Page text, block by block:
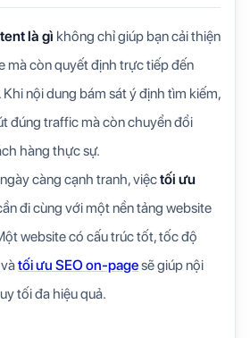
là gì không chỉ giúp bạn cải thiện
mà còn quyết định trực tiếp đến
nội dung bám sát ý định tìm kiếm,
đúng traffic mà còn chuyển đổi
hàng thực sự.
càng cạnh tranh, việctối ưu
đi cùng với một nền tảng website
website có cấu trúc tốt, tốc độ
tối ưu SEO on-pagesẽ giúp nội
tối đa hiệu quả.